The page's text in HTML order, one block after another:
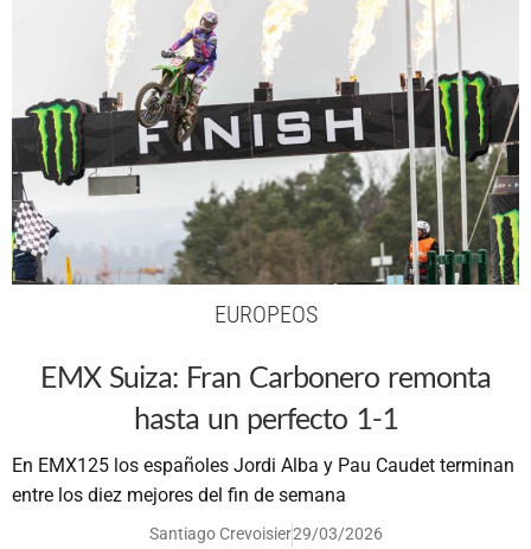
EUROPEOS
EMX Suiza: Fran Carbonero remonta
hasta un perfecto 1-1
En EMX125 los españoles Jordi Alba y Pau Caudet terminan
entre los diez mejores del fin de semana
Santiago Crevoisier29/03/2026